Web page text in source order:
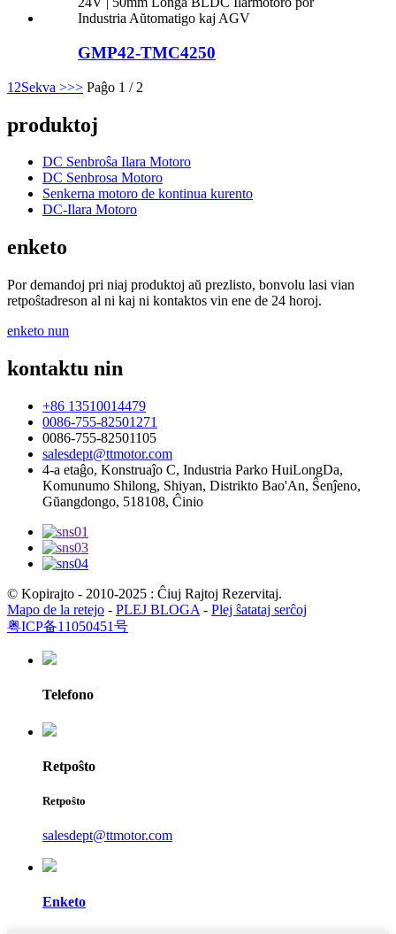
GMP42-TMC4250
1 2Sekva >>> Paĝo 1 / 2
produktoj
DC Senbroŝa Ilara Motoro
DC Senbrosa Motoro
Senkerna motoro de kontinua kurento
DC-Ilara Motoro
enketo
Por demandoj pri niaj produktoj aŭ prezlisto, bonvolu lasi vian
retpoŝtadreson al ni kaj ni kontaktos vin ene de 24 horoj.
enketo nun
kontaktu nin
+86 13510014479
0086-755-82501271
0086-755-82501105
salesdept@ttmotor.com
4-a etaĝo, Konstruaĵo C, Industria Parko HuiLongDa,
Komunumo Shilong, Shiyan, Distrikto Bao'An, Ŝenĵeno,
Gŭangdongo, 518108, Ĉinio
© Kopirajto - 2010-2025 : Ĉiuj Rajtoj Rezervitaj.
Mapo de la retejo - PLEJ BLOGA - Plej ŝatataj serĉoj
粤ICP备11050451号
Telefono
Retpoŝto
Retpoŝto
salesdept@ttmotor.com
Enketo